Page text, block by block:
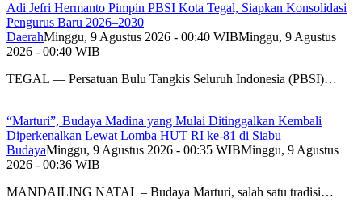
Adi Jefri Hermanto Pimpin PBSI Kota Tegal, Siapkan Konsolidasi
Pengurus Baru 2026–2030
DaerahMinggu, 9 Agustus 2026 - 00:40 WIBMinggu, 9 Agustus
2026 - 00:40 WIB
TEGAL — Persatuan Bulu Tangkis Seluruh Indonesia (PBSI)…
“Marturi”, Budaya Madina yang Mulai Ditinggalkan Kembali
Diperkenalkan Lewat Lomba HUT RI ke-81 di Siabu
BudayaMinggu, 9 Agustus 2026 - 00:35 WIBMinggu, 9 Agustus
2026 - 00:36 WIB
MANDAILING NATAL – Budaya Marturi, salah satu tradisi…